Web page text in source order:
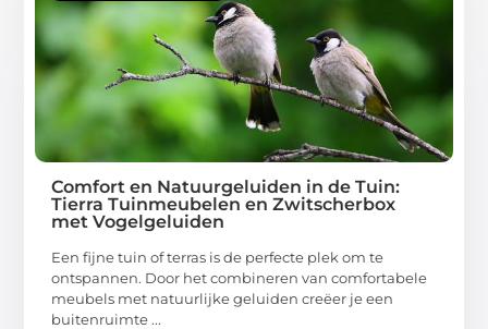
Comfort en Natuurgeluiden in de Tuin:
Tierra Tuinmeubelen en Zwitscherbox
met Vogelgeluiden
Een fijne tuin of terras is de perfecte plek om te
ontspannen. Door het combineren van comfortabele
meubels met natuurlijke geluiden creëer je een
buitenruimte ...